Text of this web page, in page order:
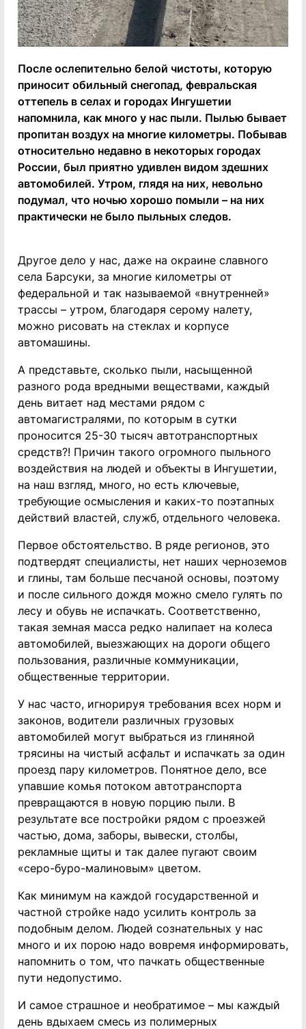
После ослепительно белой чистоты, которую
приносит обильный снегопад, февральская
оттепель в селах и городах Ингушетии
напомнила, как много у нас пыли. Пылью бывает
пропитан воздух на многие километры. Побывав
относительно недавно в некоторых городах
России, был приятно удивлен видом здешних
автомобилей. Утром, глядя на них, невольно
подумал, что ночью хорошо помыли – на них
практически не было пыльных следов.
Другое дело у нас, даже на окраине славного
села Барсуки, за многие километры от
федеральной и так называемой «внутренней»
трассы – утром, благодаря серому налету,
можно рисовать на стеклах и корпусе
автомашины.
А представьте, сколько пыли, насыщенной
разного рода вредными веществами, каждый
день витает над местами рядом с
автомагистралями, по которым в сутки
проносится 25-30 тысяч автотранспортных
средств?! Причин такого огромного пыльного
воздействия на людей и объекты в Ингушетии,
на наш взгляд, много, но есть ключевые,
требующие осмысления и каких-то поэтапных
действий властей, служб, отдельного человека.
Первое обстоятельство. В ряде регионов, это
подтвердят специалисты, нет наших черноземов
и глины, там больше песчаной основы, поэтому
и после сильного дождя можно смело гулять по
лесу и обувь не испачкать. Соответственно,
такая земная масса редко налипает на колеса
автомобилей, выезжающих на дороги общего
пользования, различные коммуникации,
общественные территории.
У нас часто, игнорируя требования всех норм и
законов, водители различных грузовых
автомобилей могут выбраться из глиняной
трясины на чистый асфальт и испачкать за один
проезд пару километров. Понятное дело, все
упавшие комья потоком автотранспорта
превращаются в новую порцию пыли. В
результате все постройки рядом с проезжей
частью, дома, заборы, вывески, столбы,
рекламные щиты и так далее пугают своим
«серо-буро-малиновым» цветом.
Как минимум на каждой государственной и
частной стройке надо усилить контроль за
подобным делом. Людей сознательных у нас
много и их порою надо вовремя информировать,
напомнить о том, что пачкать общественные
пути недопустимо.
И самое страшное и необратимое – мы каждый
день вдыхаем смесь из полимерных